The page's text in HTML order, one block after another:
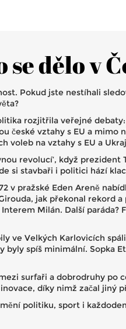
dělo v
Pokud jste nestíhali
rozjitřila veřejné
české vztahy s EU a
voleb na vztahy s EU a
revolucí‘, když
si stavbaři i politici hází
v pražské Eden Areně
jak překonal rekord
Milán. Další paráda?
ve Velkých Karlovicích
spíš minimální. Sopka
surfaři a dobrodruhy po
díky nimž začal jiný
politiku, sport i